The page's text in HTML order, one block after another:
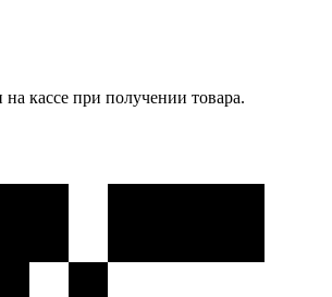
кассе при получении товара.